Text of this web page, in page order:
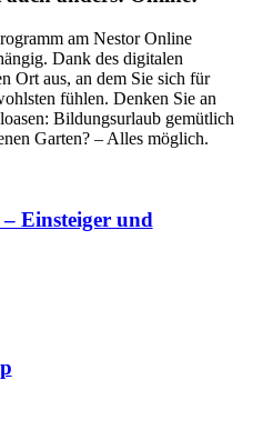
am Nestor Online
Dank des digitalen
Ort aus, an dem Sie sich für
fühlen. Denken Sie an
Bildungsurlaub gemütlich
Garten? – Alles möglich.
Einsteiger und